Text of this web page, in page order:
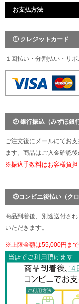
お支払方法
① クレジットカード
１回払い・分割払い・リ
② 銀行振込（みずほ銀
ご注文後にメールにてお
ます。商品はご入金確認後
※振込手数料はお客様負担
③コンビニ後払い（クロ
商品到着後、別途送付さ
いただきます。
※上限金額は55,000円まで